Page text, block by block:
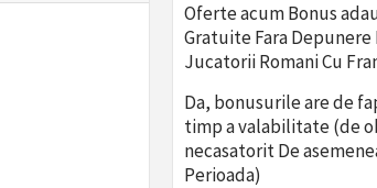
Oferte acum Bonus
Gratuite Fara
Jucatorii Romani Cu
Da, bonusurile are de
timp a valabilitate (de
necasatorit De
Perioada)